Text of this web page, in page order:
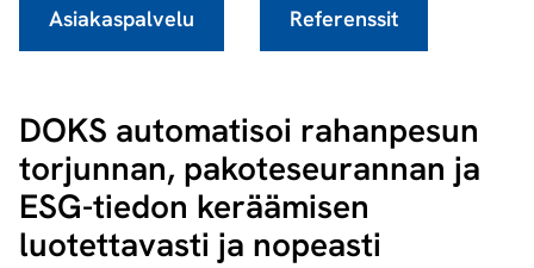
Asiakaspalvelu Referenssit
DOKS automatisoi rahanpesun
torjunnan, pakoteseurannan ja
ESG-tiedon keräämisen
luotettavasti ja nopeasti